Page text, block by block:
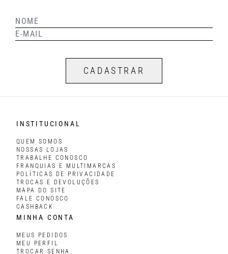
CADASTRAR
INSTITUCIONAL
QUEM SOMOS
NOSSAS LOJAS
TRABALHE CONOSCO
FRANQUIAS E MULTIMARCAS
POLÍTICAS DE PRIVACIDADE
TROCAS E DEVOLUÇÕES
MAPA DO SITE
FALE CONOSCO
CASHBACK
MINHA CONTA
MEUS PEDIDOS
MEU PERFIL
TROCAR SENHA